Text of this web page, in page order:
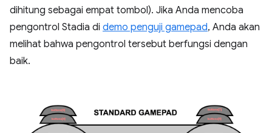
dihitung sebagai empat tombol). Jika Anda mencoba
pengontrol Stadia di demo penguji gamepad, Anda akan
melihat bahwa pengontrol tersebut berfungsi dengan
baik.